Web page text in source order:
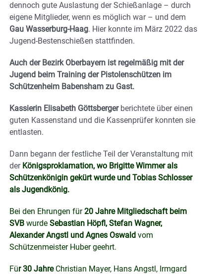
dennoch gute Auslastung der Schießanlage – durch
eigene Mitglieder, wenn es möglich war – und dem
Gau Wasserburg-Haag. Hier konnte im März 2022 das
Jugend-Bestenschießen stattfinden.
Auch der Bezirk Oberbayern ist regelmäßig mit der
Jugend beim Training der Pistolenschützen im
Schützenheim Babensham zu Gast.
Kassierin Elisabeth Göttsbergerberichtete über einen
guten Kassenstand und die Kassenprüfer konnten sie
entlasten.
Dann begann der festliche Teil der Veranstaltung mit
derKönigsproklamation, wo Brigitte Wimmer als
Schützenkönigin gekürt wurde und Tobias Schlosser
als Jugendkönig.
Bei den Ehrungen für20 Jahre Mitgliedschaft beim
SVB wurde Sebastian Höpfl, Stefan Wagner,
Alexander Angstl und Agnes Oswald vom
Schützenmeister Huber geehrt.
Für 30 JahreChristian Mayer, Hans Angstl, Irmgard